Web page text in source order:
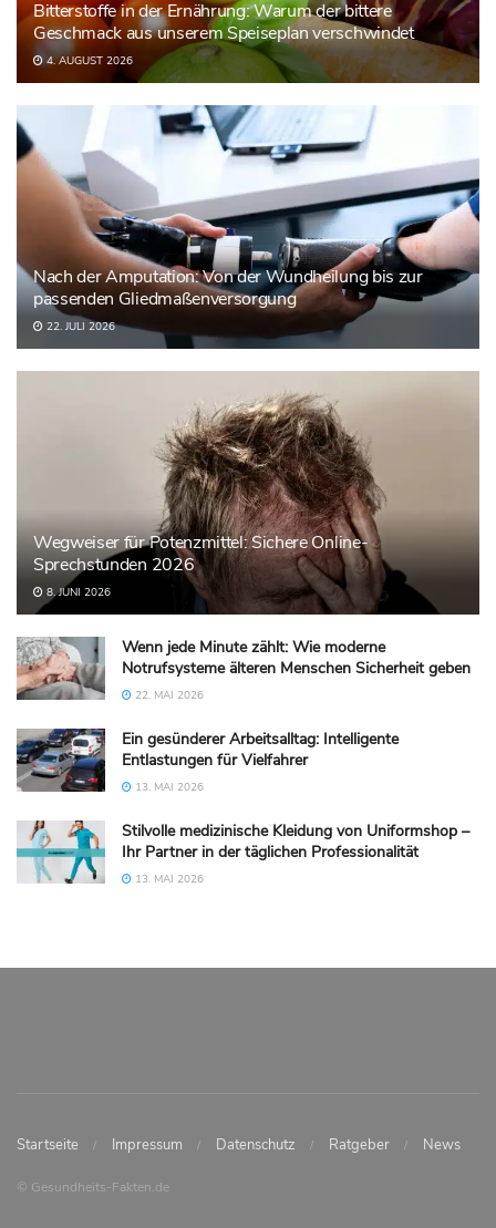
Bitterstoffe in der Ernährung: Warum der bittere
Geschmack aus unserem Speiseplan verschwindet
4. AUGUST 2026
Nach der Amputation: Von der Wundheilung bis zur
passenden Gliedmaßenversorgung
22. JULI 2026
Wegweiser für Potenzmittel: Sichere Online-
Sprechstunden 2026
8. JUNI 2026
Wenn jede Minute zählt: Wie moderne
Notrufsysteme älteren Menschen Sicherheit geben
22. MAI 2026
Ein gesünderer Arbeitsalltag: Intelligente
Entlastungen für Vielfahrer
13. MAI 2026
Stilvolle medizinische Kleidung von Uniformshop –
Ihr Partner in der täglichen Professionalität
13. MAI 2026
Startseite Impressum Datenschutz Ratgeber News
© Gesundheits-Fakten.de